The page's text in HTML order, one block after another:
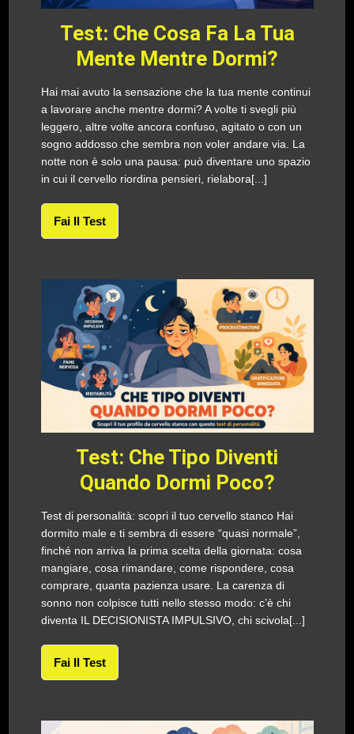
Test: Che Cosa Fa La Tua
Mente Mentre Dormi?
Hai mai avuto la sensazione che la tua mente continui
a lavorare anche mentre dormi? A volte ti svegli più
leggero, altre volte ancora confuso, agitato o con un
sogno addosso che sembra non voler andare via. La
notte non è solo una pausa: può diventare uno spazio
in cui il cervello riordina pensieri, rielabora[...]
Fai Il Test
Test: Che Tipo Diventi
Quando Dormi Poco?
Test di personalità: scopri il tuo cervello stanco Hai
dormito male e ti sembra di essere “quasi normale”,
finché non arriva la prima scelta della giornata: cosa
mangiare, cosa rimandare, come rispondere, cosa
comprare, quanta pazienza usare. La carenza di
sonno non colpisce tutti nello stesso modo: c’è chi
diventa IL DECISIONISTA IMPULSIVO, chi scivola[...]
Fai Il Test